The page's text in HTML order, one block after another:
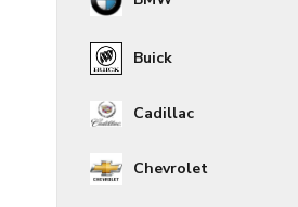
Buick
Cadillac
Chevrolet